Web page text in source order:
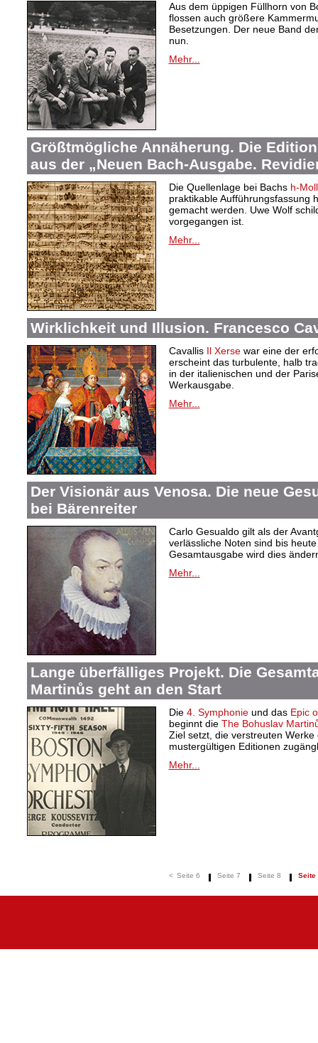
Aus dem üppigen Füllhorn von
flossen auch größere
Besetzungen. Der neue Band
nun.
Mehr...
Größtmögliche Annäherung. Die
aus der „Neuen Bach-Ausgabe.
Die Quellenlage bei Bachs h-
praktikable Aufführungsfassung
gemacht werden. Uwe Wolf
vorgegangen ist.
Mehr...
Wirklichkeit und Illusion. Francesco
Cavallis Il Xersewar eine der
erscheint das turbulente, halb
in der italienischen und der
Werkausgabe.
Mehr...
Der Visionär aus Venosa. Die neue
bei Bärenreiter
Carlo Gesualdo gilt als der
verlässliche Noten sind bis
Gesamtausgabe wird dies
Mehr...
Lange überfälliges Projekt. Die
Martinůs geht an den Start
Die 4. Symphonieund das Epic
beginnt die The Bohuslav
Ziel setzt, die verstreuten
mustergültigen Editionen
Mehr...
< Seite 6 Seite 7 Seite 8 Seite